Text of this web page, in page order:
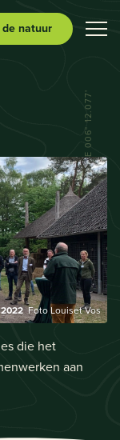
natuur
Foto Louiset Vos
die het
aan
N 52° 29.556' E 006° 12.077'